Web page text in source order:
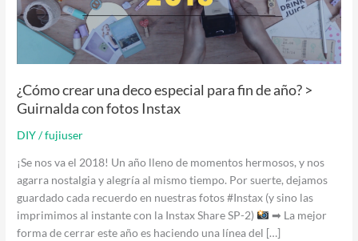
¿Cómo crear una deco especial para fin de año? >
Guirnalda con fotos Instax
DIY/fujiuser
¡Se nos va el 2018! Un año lleno de momentos hermosos, y nos
agarra nostalgia y alegría al mismo tiempo. Por suerte, dejamos
guardado cada recuerdo en nuestras fotos #Instax (y sino las
imprimimos al instante con la Instax Share SP-2)
➡ La mejor
forma de cerrar este año es haciendo una línea del […]
de
año?
Guirnalda
con
fotos